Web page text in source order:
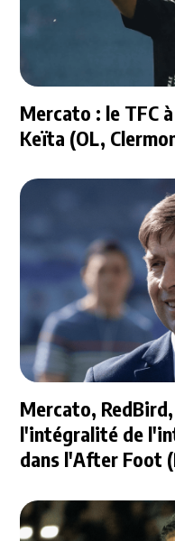
Mercato : le TFC
Keïta (OL,
Mercato,
l'intégralité de
dans l'After Foot